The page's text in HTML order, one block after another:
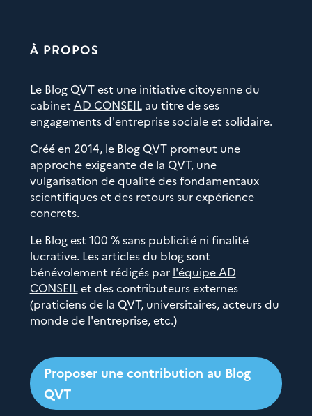
À PROPOS
Le Blog QVT est une initiative citoyenne du
cabinet AD CONSEILau titre de ses
engagements d'entreprise sociale et solidaire.
Créé en 2014, le Blog QVT promeut une
approche exigeante de la QVT, une
vulgarisation de qualité des fondamentaux
scientifiques et des retours sur expérience
concrets.
Le Blog est 100 % sans publicité ni finalité
lucrative. Les articles du blog sont
bénévolement rédigés par l'équipe AD
CONSEILet des contributeurs externes
(praticiens de la QVT, universitaires, acteurs du
monde de l'entreprise, etc.)
Proposer une contribution au Blog
QVT